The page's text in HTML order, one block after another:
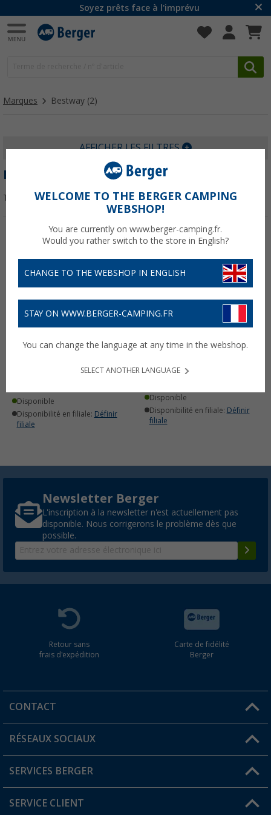
Soyez prêts face à l'imprévu
Marques Bestway (2)
AFFICHER LES FILTRES
BESTWAY
Trier par :
Pompe à pied 12,7 x 11,3 x
11 cm Air Step Bestway
Disponible
Disponibilité en filiale: Définir
filiale
-33%
Bestway Hydro Force Set
de pagaies 2 pièces 124
Disponible
Disponibilité en filiale: Définir
filiale
Newsletter Berger
L'inscription à la newsletter n'est actuellement pas
disponible. Nous corrigerons le problème dès que
possible.
Retour sans
frais d'expédition
Carte de fidélité
Berger
CONTACT
Une question ?
Trouver une magasin
RÉSEAUX SOCIAUX
SERVICES BERGER
Devenir revendeur
SERVICE CLIENT
WELCOME TO THE BERGER CAMPING
WEBSHOP!
You are currently on www.berger-camping.fr.
Would you rather switch to the store in English?
CHANGE TO THE WEBSHOP IN ENGLISH
STAY ON WWW.BERGER-CAMPING.FR
You can change the language at any time in the webshop.
SELECT ANOTHER LANGUAGE